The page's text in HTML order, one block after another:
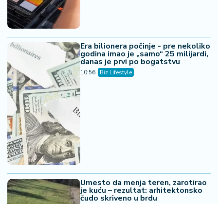
Era bilionera počinje - pre nekoliko
godina imao je „samo“ 25 milijardi,
danas je prvi po bogatstvu
10:56 Biz Lifestyle
Umesto da menja teren, zarotirao
je kuću – rezultat: arhitektonsko
čudo skriveno u brdu